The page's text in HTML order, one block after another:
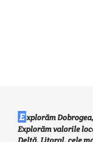
Explorăm Dobrogea,
Explorăm valorile